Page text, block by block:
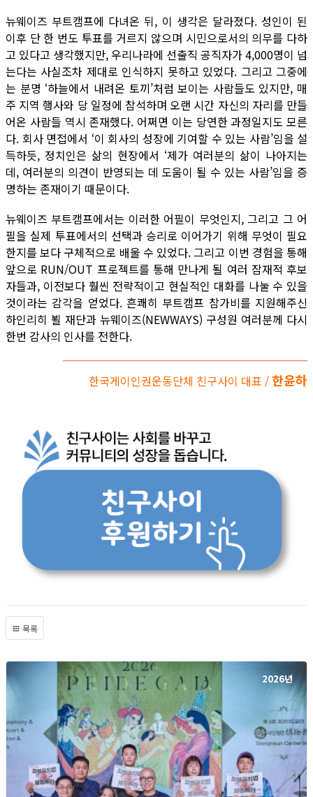
뉴웨이즈 부트캠프에 다녀온 뒤, 이 생각은 달라졌다. 성인이 된
이후 단 한 번도 투표를 거르지 않으며 시민으로서의 의무를 다하
고 있다고 생각했지만, 우리나라에 선출직 공직자가 4,000명이 넘
는다는 사실조차 제대로 인식하지 못하고 있었다. 그리고 그중에
는 분명 ‘하늘에서 내려온 토끼’처럼 보이는 사람들도 있지만, 매
주 지역 행사와 당 일정에 참석하며 오랜 시간 자신의 자리를 만들
어온 사람들 역시 존재했다. 어쩌면 이는 당연한 과정일지도 모른
다. 회사 면접에서 ‘이 회사의 성장에 기여할 수 있는 사람’임을 설
득하듯, 정치인은 삶의 현장에서 ‘제가 여러분의 삶이 나아지는
데, 여러분의 의견이 반영되는 데 도움이 될 수 있는 사람’임을 증
명하는 존재이기 때문이다.
뉴웨이즈 부트캠프에서는 이러한 어필이 무엇인지, 그리고 그 어
필을 실제 투표에서의 선택과 승리로 이어가기 위해 무엇이 필요
한지를 보다 구체적으로 배울 수 있었다. 그리고 이번 경험을 통해
앞으로 RUN/OUT 프로젝트를 통해 만나게 될 여러 잠재적 후보
자들과, 이전보다 훨씬 전략적이고 현실적인 대화를 나눌 수 있을
것이라는 감각을 얻었다. 흔쾌히 부트캠프 참가비를 지원해주신
하인리히 뵐 재단과 뉴웨이즈(NEWWAYS) 구성원 여러분께 다시
한번 감사의 인사를 전한다.
한국게이인권운동단체 친구사이 대표 /한윤하
목록
2026년